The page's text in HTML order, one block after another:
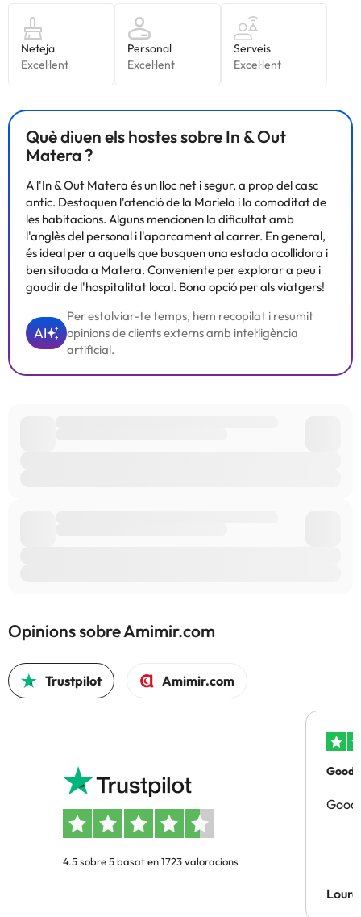
informació d'aquesta fitxa està subjecta a canvis per part de
l'allotjament. Si tens dubtes, contacta'ns.
Què diuen els hostes sobre In & Out
Matera ?
A l'In & Out Matera és un lloc net i segur, a prop del casc
antic. Destaquen l'atenció de la Mariela i la comoditat de
les habitacions. Alguns mencionen la dificultat amb
l'anglès del personal i l'aparcament al carrer. En general,
és ideal per a aquells que busquen una estada acollidora i
ben situada a Matera. Conveniente per explorar a peu i
gaudir de l'hospitalitat local. Bona opció per als viatgers!
AI
Per estalviar-te temps, hem recopilat i resumit
opinions de clients externs amb intel·ligència
artificial.
Opinions sobre Amimir.com
Trustpilot Amimir.com
4.5 sobre 5 basat en 1723 valoracions
Good
Good